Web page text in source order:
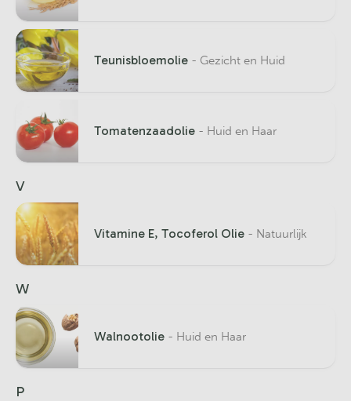
Teunisbloemolie - Gezicht en Huid
Tomatenzaadolie - Huid en Haar
V
Vitamine E, Tocoferol Olie - Natuurlijk
W
Walnootolie - Huid en Haar
P